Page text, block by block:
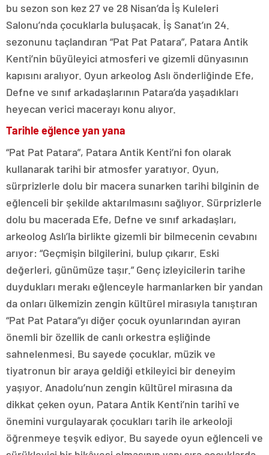
bu sezon son kez 27 ve 28 Nisan’da İş Kuleleri
Salonu’nda çocuklarla buluşacak. İş Sanat’ın 24.
sezonunu taçlandıran “Pat Pat Patara”, Patara Antik
Kenti’nin büyüleyici atmosferi ve gizemli dünyasının
kapısını aralıyor. Oyun arkeolog Aslı önderliğinde Efe,
Defne ve sınıf arkadaşlarının Patara’da yaşadıkları
heyecan verici macerayı konu alıyor.
Tarihle eğlence yan yana
“Pat Pat Patara”, Patara Antik Kenti’ni fon olarak
kullanarak tarihi bir atmosfer yaratıyor. Oyun,
sürprizlerle dolu bir macera sunarken tarihi bilginin de
eğlenceli bir şekilde aktarılmasını sağlıyor. Sürprizlerle
dolu bu macerada Efe, Defne ve sınıf arkadaşları,
arkeolog Aslı’la birlikte gizemli bir bilmecenin cevabını
arıyor: “Geçmişin bilgilerini, bulup çıkarır. Eski
değerleri, günümüze taşır.” Genç izleyicilerin tarihe
duydukları merakı eğlenceyle harmanlarken bir yandan
da onları ülkemizin zengin kültürel mirasıyla tanıştıran
“Pat Pat Patara”yı diğer çocuk oyunlarından ayıran
önemli bir özellik de canlı orkestra eşliğinde
sahnelenmesi. Bu sayede çocuklar, müzik ve
tiyatronun bir araya geldiği etkileyici bir deneyim
yaşıyor. Anadolu’nun zengin kültürel mirasına da
dikkat çeken oyun, Patara Antik Kenti’nin tarihî ve
önemini vurgulayarak çocukları tarih ile arkeoloji
öğrenmeye teşvik ediyor. Bu sayede oyun eğlenceli ve